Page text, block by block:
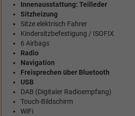
Innenausstattung: Teilleder
Sitzheizung
Sitze elektrisch Fahrer
Kindersitzbefestigung / ISOFIX
6 Airbags
Radio
Navigation
Freisprechen über Bluetooth
USB
DAB (Digitaler Radioempfang)
Touch-Bildschirm
WiFi